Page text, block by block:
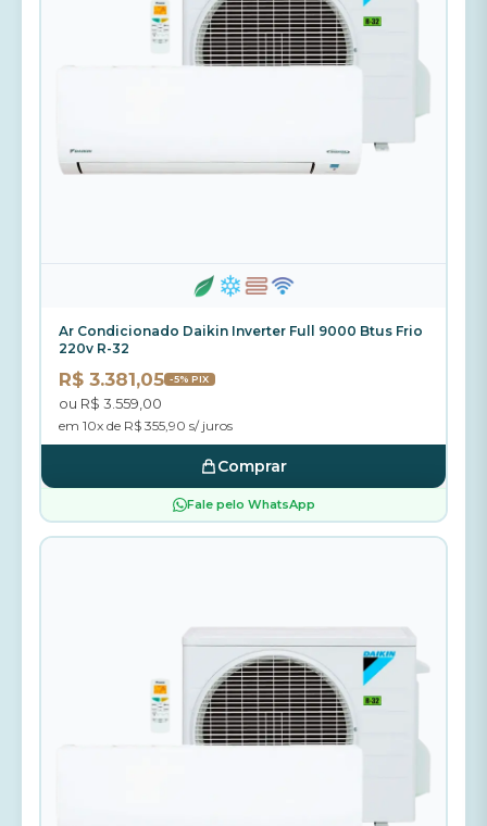
Ar Condicionado Daikin Inverter Full 9000 Btus Frio
220v R-32
R$ 3.381,05 -5% PIX
ou R$ 3.559,00
em 10x de R$ 355,90 s/ juros
Comprar
Fale pelo WhatsApp